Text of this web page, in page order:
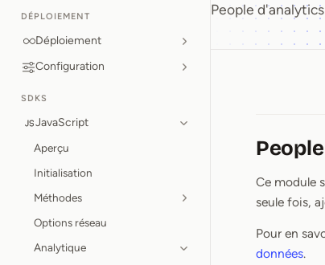
DÉPLOIEMENT
Déploiement
Configuration
SDKS
JavaScript
Aperçu
Initialisation
Méthodes
Options réseau
Analytique
People
People
Ce module
seule fois,
Pour en
données.